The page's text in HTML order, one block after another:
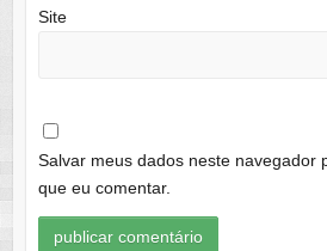
Site
Salvar meus dados neste navegador
que eu comentar.